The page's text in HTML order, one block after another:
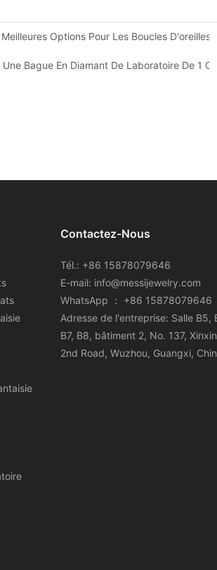
Options Pour Les Boucles D'oreilles
Bague En Diamant De Laboratoire De 1
Contactez-Nous
Tél.: +86 15878079646
E-mail: info@messijewelry.com
WhatsApp ： +86 15878079646
Adresse de l'entreprise: Salle B5,
B7, B8, bâtiment 2, No. 137,
2nd Road, Wuzhou, Guangxi,